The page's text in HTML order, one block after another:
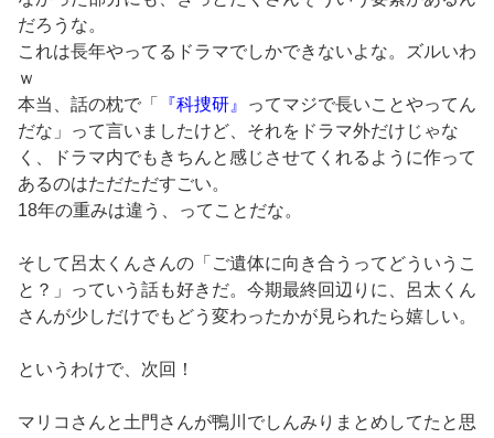
だろうな。
これは長年やってるドラマでしかできないよな。ズルいわ
ｗ
本当、話の枕で「
『科捜研』
ってマジで長いことやってん
だな」って言いましたけど、それをドラマ外だけじゃな
く、ドラマ内でもきちんと感じさせてくれるように作って
あるのはただただすごい。
18年の重みは違う、ってことだな。
そして呂太くんさんの「ご遺体に向き合うってどういうこ
と？」っていう話も好きだ。今期最終回辺りに、呂太くん
さんが少しだけでもどう変わったかが見られたら嬉しい。
というわけで、次回！
マリコさんと土門さんが鴨川でしんみりまとめしてたと思